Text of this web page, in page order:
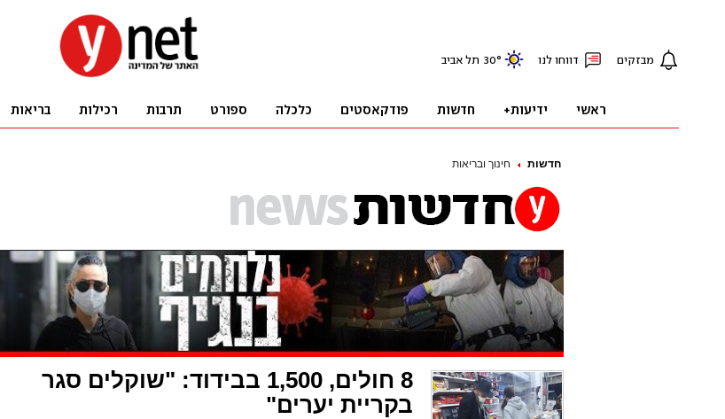
חדשות חינוך ובריאות
8 חולים, 1,500 בבידוד: "שוקלים סגר
בקריית יערים"